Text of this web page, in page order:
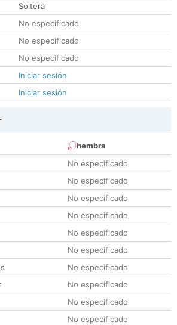
Soltera
No especificado
No especificado
No especificado
Iniciar sesión
Iniciar sesión
hembra
No especificado
No especificado
No especificado
No especificado
No especificado
No especificado
No especificado
No especificado
No especificado
No especificado